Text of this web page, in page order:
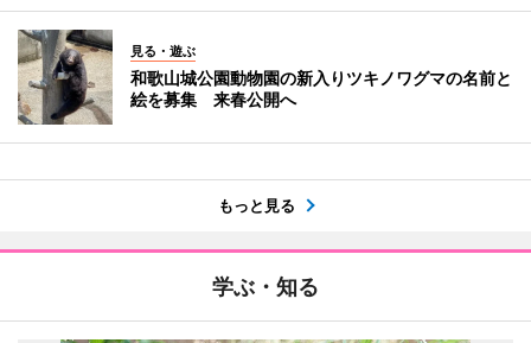
見る・遊ぶ
和歌山城公園動物園の新入りツキノワグマの名前と
絵を募集 来春公開へ
もっと見る
学ぶ・知る